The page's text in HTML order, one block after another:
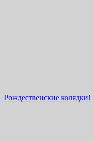
Рождественские колядки!